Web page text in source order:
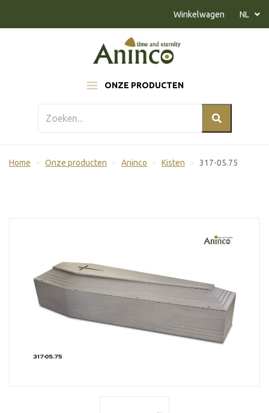
ONZE PRODUCTEN
Winkelwagen NL
Home Onze producten Aninco Kisten 317-05.75